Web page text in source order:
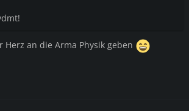
an die Arma Physik geben